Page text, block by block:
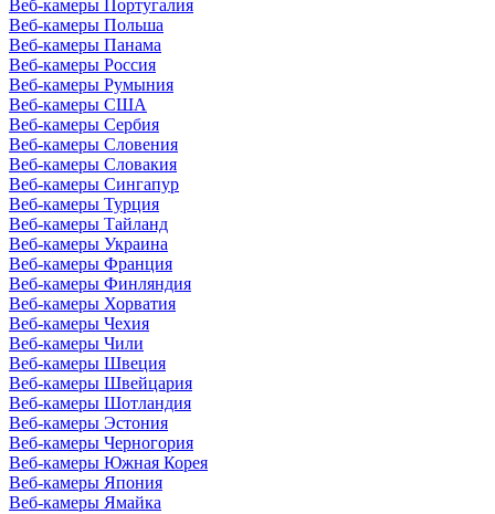
Веб-камеры Португалия
Веб-камеры Польша
Веб-камеры Панама
Веб-камеры Россия
Веб-камеры Румыния
Веб-камеры США
Веб-камеры Сербия
Веб-камеры Словения
Веб-камеры Словакия
Веб-камеры Сингапур
Веб-камеры Турция
Веб-камеры Тайланд
Веб-камеры Украина
Веб-камеры Франция
Веб-камеры Финляндия
Веб-камеры Хорватия
Веб-камеры Чехия
Веб-камеры Чили
Веб-камеры Швеция
Веб-камеры Швейцария
Веб-камеры Шотландия
Веб-камеры Эстония
Веб-камеры Черногория
Веб-камеры Южная Корея
Веб-камеры Япония
Веб-камеры Ямайка